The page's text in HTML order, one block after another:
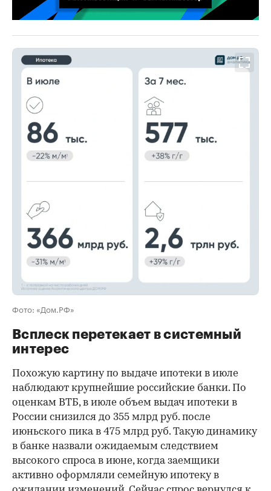
Фото: «Дом.РФ»
Всплеск перетекает в системный
интерес
Похожую картину по выдаче ипотеки в июле
наблюдают крупнейшие российские банки. По
оценкам ВТБ, в июле объем выдач ипотеки в
России снизился до 355 млрд руб. после
июньского пика в 475 млрд руб. Такую динамику
в банке назвали ожидаемым следствием
высокого спроса в июне, когда заемщики
активно оформляли семейную ипотеку в